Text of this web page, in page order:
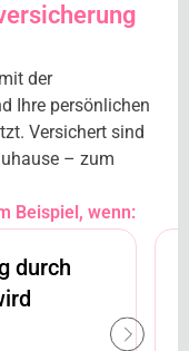
der
Ihre persönlichen
Versichert sind
– zum
Beispiel, wenn:
durch